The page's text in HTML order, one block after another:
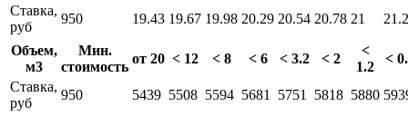
Ставка,
руб
950 19.43 19.67 19.98 20.29 20.54 20.78 21
Объем,
м3
Мин.
стоимость
от 20 < 12 < 8 < 6 < 3.2 < 2
<
1.2
<
Ставка,
руб
950 5439 5508 5594 5681 5751 5818 5880